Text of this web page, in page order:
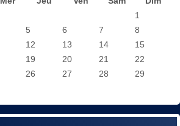
1
5 6 7
8
12 13 14
15
19 20 21
22
26 27 28
29